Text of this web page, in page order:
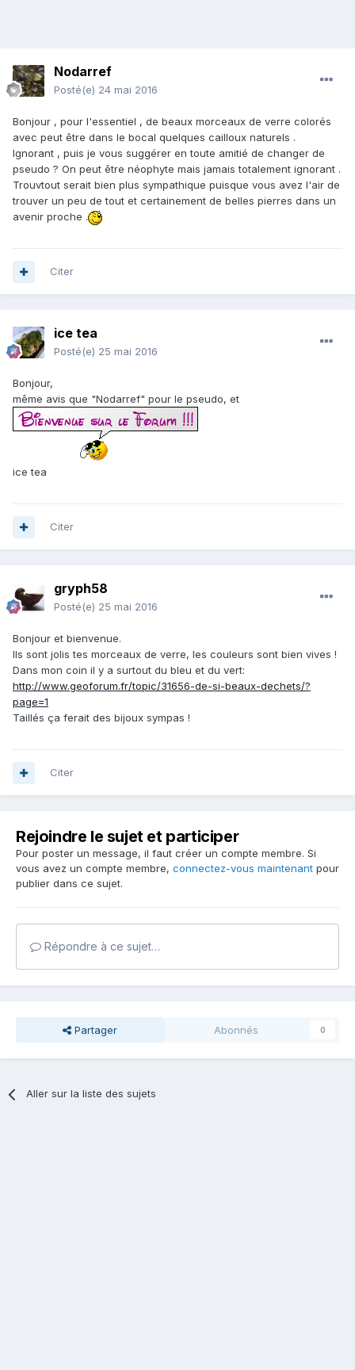
Nodarref
Posté(e) 24 mai 2016
Bonjour , pour l'essentiel , de beaux morceaux de verre colorés
avec peut être dans le bocal quelques cailloux naturels .
Ignorant , puis je vous suggérer en toute amitié de changer de
pseudo ? On peut être néophyte mais jamais totalement ignorant .
Trouvtout serait bien plus sympathique puisque vous avez l'air de
trouver un peu de tout et certainement de belles pierres dans un
avenir proche .
Citer
ice tea
Posté(e) 25 mai 2016
Bonjour,
même avis que "Nodarref" pour le pseudo, et
ice tea
Citer
gryph58
Posté(e) 25 mai 2016
Bonjour et bienvenue.
Ils sont jolis tes morceaux de verre, les couleurs sont bien vives !
Dans mon coin il y a surtout du bleu et du vert:
http://www.geoforum.fr/topic/31656-de-si-beaux-dechets/?
page=1
Taillés ça ferait des bijoux sympas !
Citer
Rejoindre le sujet et participer
Pour poster un message, il faut créer un compte membre. Si
vous avez un compte membre, connectez-vous maintenant pour
publier dans ce sujet.
Répondre à ce sujet…
Partager Abonnés 0
Aller sur la liste des sujets